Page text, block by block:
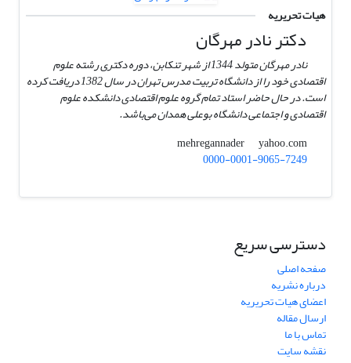
هیات تحریریه
دکتر نادر مهرگان
نادر مهرگان متولد 1344 از شهر تنکابن، دوره دکتری رشته علوم
اقتصادی خود را از دانشگاه تربیت مدرس تهران در سال 1382 دریافت کرده
است. در حال حاضر استاد تمام گروه علوم اقتصادی دانشکده علوم
اقتصادی و اجتماعی دانشگاه بوعلی همدان می‌باشد.
mehregannader
yahoo.com
0000-0001-9065-7249
دسترسی سریع
صفحه اصلی
درباره نشریه
اعضای هیات تحریریه
ارسال مقاله
تماس با ما
نقشه سایت